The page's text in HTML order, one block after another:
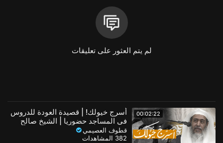
لم يتم العثور على تعليقات
00:02:22
أسرج خيولك! | قصيدة العودة للدروس
في المساجد حضوريا | الشيخ صالح
العصيمي
قطوف العصيمي
382 المشاهدات